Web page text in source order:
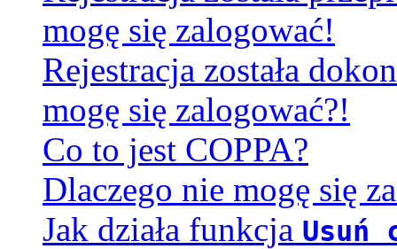
mogę się zalogować!
Rejestracja została
mogę się zalogować?!
Co to jest COPPA?
Dlaczego nie mogę się
Jak działa funkcja Usuń